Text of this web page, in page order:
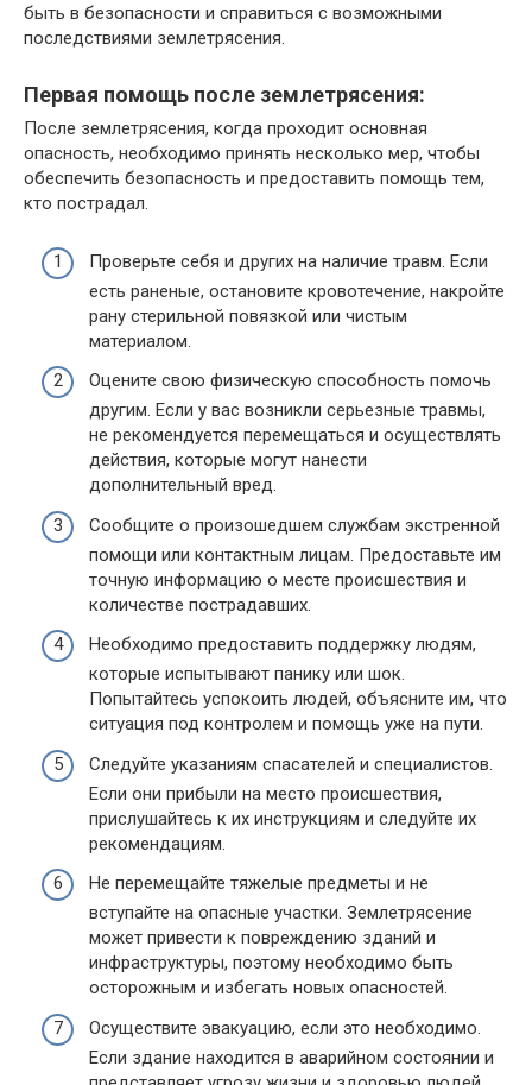
быть в безопасности и справиться с возможными
последствиями землетрясения.
Первая помощь после землетрясения:
После землетрясения, когда проходит основная
опасность, необходимо принять несколько мер, чтобы
обеспечить безопасность и предоставить помощь тем,
кто пострадал.
Проверьте себя и других на наличие травм. Если
есть раненые, остановите кровотечение, накройте
рану стерильной повязкой или чистым
материалом.
Оцените свою физическую способность помочь
другим. Если у вас возникли серьезные травмы,
не рекомендуется перемещаться и осуществлять
действия, которые могут нанести
дополнительный вред.
Сообщите о произошедшем службам экстренной
помощи или контактным лицам. Предоставьте им
точную информацию о месте происшествия и
количестве пострадавших.
Необходимо предоставить поддержку людям,
которые испытывают панику или шок.
Попытайтесь успокоить людей, объясните им, что
ситуация под контролем и помощь уже на пути.
Следуйте указаниям спасателей и специалистов.
Если они прибыли на место происшествия,
прислушайтесь к их инструкциям и следуйте их
рекомендациям.
Не перемещайте тяжелые предметы и не
вступайте на опасные участки. Землетрясение
может привести к повреждению зданий и
инфраструктуры, поэтому необходимо быть
осторожным и избегать новых опасностей.
Осуществите эвакуацию, если это необходимо.
Если здание находится в аварийном состоянии и